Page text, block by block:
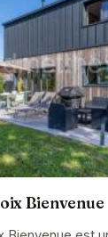
Bienvenue